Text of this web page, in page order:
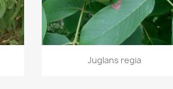
Vista rápida
Juglans regia